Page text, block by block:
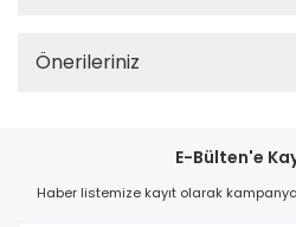
Önerileriniz
E-Bülten'e
Haber listemize kayıt olarak